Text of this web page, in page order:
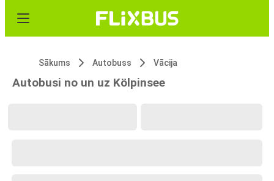
Sākums Autobuss Vācija
Autobusi no un uz Kölpinsee